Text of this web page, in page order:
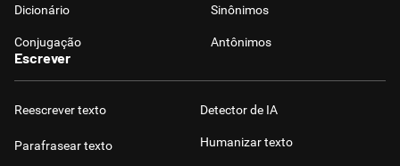
Dicionário Sinônimos
Conjugação Antônimos
Escrever
Reescrever texto
Parafrasear texto
Detector de IA
Humanizar texto